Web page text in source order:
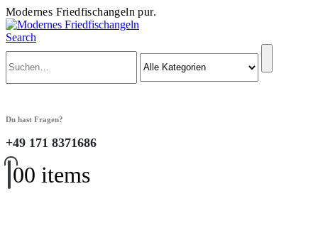
Modernes Friedfischangeln pur.
Search
Du hast Fragen?
+49 171 8371686
00 items